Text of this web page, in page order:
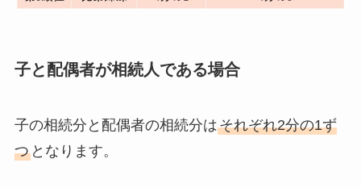
子と配偶者が相続人である場合
子の相続分と配偶者の相続分はそれぞれ2分の1ず
つとなります。